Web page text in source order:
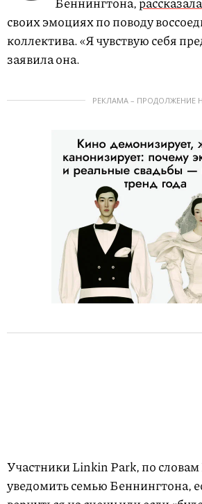
своих эмоциях по поводу
коллектива. «Я чувствую себя
заявила она.
РЕКЛАМА – ПРОДОЛЖЕНИЕ
Участники Linkin Park, по
уведомить семью Беннингтона,